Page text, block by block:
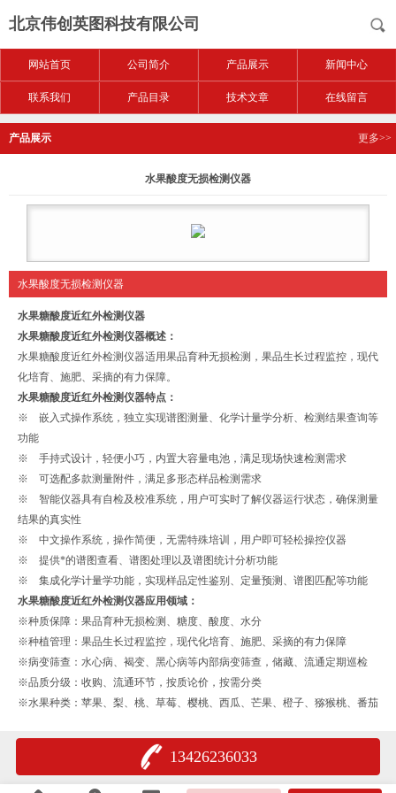
北京伟创英图科技有限公司
网站首页 公司简介 产品展示 新闻中心
联系我们 产品目录 技术文章 在线留言
产品展示 更多>>
水果酸度无损检测仪器
水果酸度无损检测仪器
水果糖酸度近红外检测仪器
水果糖酸度近红外检测仪器概述：
水果糖酸度近红外检测仪器适用果品育种无损检测，果品生长过程监控，现代
化培育、施肥、采摘的有力保障。
水果糖酸度近红外检测仪器特点：
※ 嵌入式操作系统，独立实现谱图测量、化学计量学分析、检测结果查询等
功能
※ 手持式设计，轻便小巧，内置大容量电池，满足现场快速检测需求
※ 可选配多款测量附件，满足多形态样品检测需求
※ 智能仪器具有自检及校准系统，用户可实时了解仪器运行状态，确保测量
结果的真实性
※ 中文操作系统，操作简便，无需特殊培训，用户即可轻松操控仪器
※ 提供*的谱图查看、谱图处理以及谱图统计分析功能
※ 集成化学计量学功能，实现样品定性鉴别、定量预测、谱图匹配等功能
水果糖酸度近红外检测仪器应用领域：
※种质保障：果品育种无损检测、糖度、酸度、水分
※种植管理：果品生长过程监控，现代化培育、施肥、采摘的有力保障
※病变筛查：水心病、褐变、黑心病等内部病变筛查，储藏、流通定期巡检
※品质分级：收购、流通环节，按质论价，按需分类
※水果种类：苹果、梨、桃、草莓、樱桃、西瓜、芒果、橙子、猕猴桃、番茄
13426236033